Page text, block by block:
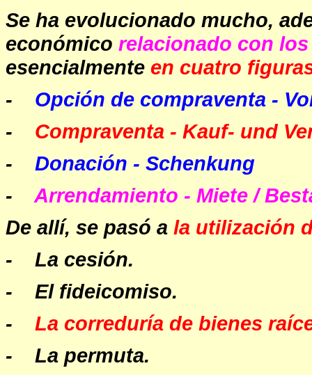
Se ha evolucionado mucho,
económico relacionado con
esencialmente en cuatro
- Opción de compraventa -
- Compraventa - Kauf- und
-
Donación - Schenkung
-
Arrendamiento - Miete /
De allí, se pasó a la utilización
- La cesión.
- El fideicomiso.
- La correduría de bienes
- La permuta.